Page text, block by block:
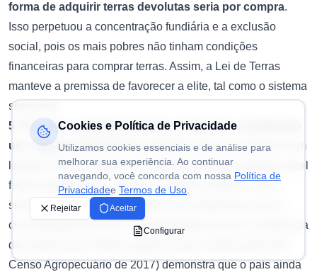
forma de adquirir terras devolutas seria por compra.
Isso perpetuou a concentração fundiária e a exclusão
social, pois os mais pobres não tinham condições
financeiras para comprar terras. Assim, a Lei de Terras
manteve a premissa de favorecer a elite, tal como o sistema
sesmarial.
5. Por que o problema da terra no Brasil é considerado
um "legado colonial"?O problema da terra no Brasil é um
legado colonial porque as bases da estrutura fundiária atual
foram estabelecidas durante o período colonial, com o
sistema sesmarial. A persistência de problemas como a
concentração de terras, a desigualdade social e a ineficácia
das políticas de reforma agrária (como evidenciado pelo
Censo Agropecuário de 2017) demonstra que o país ainda
Cookies e Política de Privacidade
Utilizamos cookies essenciais e de análise para
melhorar sua experiência. Ao continuar
navegando, você concorda com nossa Política de
Privacidadee Termos de Uso
Rejeitar Aceitar
Configurar